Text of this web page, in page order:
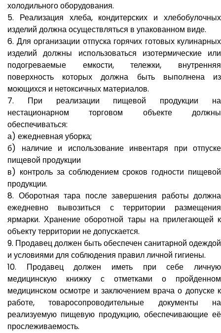
холодильного оборудования.
5. Реализация хлеба, кондитерских и хлебобулочных
изделий должна осуществляться в упакованном виде.
6. Для организации отпуска горячих готовых кулинарных
изделий должны использоваться изотермические или
подогреваемые емкости, тележки, внутренняя
поверхность которых должна быть выполнена из
моющихся и нетоксичных материалов.
7. При реализации пищевой продукции на
нестационарном торговом объекте должны
обеспечиваться:
а) ежедневная уборка;
б) наличие и использование инвентаря при отпуске
пищевой продукции
в) контроль за соблюдением сроков годности пищевой
продукции.
8. Оборотная тара после завершения работы должна
ежедневно вывозиться с территории размещения
ярмарки. Хранение оборотной тары на прилегающей к
объекту территории не допускается.
9. Продавец должен быть обеспечен санитарной одеждой
и условиями для соблюдения правил личной гигиены.
10. Продавец должен иметь при себе личную
медицинскую книжку с отметками о пройденном
медицинском осмотре и заключением врача о допуске к
работе, товаросопроводительные документы на
реализуемую пищевую продукцию, обеспечивающие её
прослеживаемость.